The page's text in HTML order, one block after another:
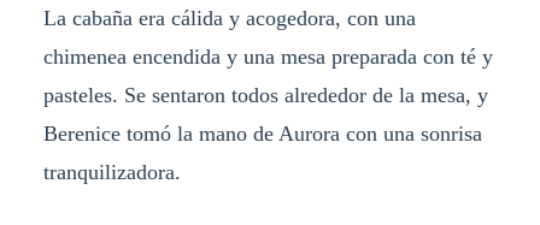
La cabaña era cálida y acogedora, con una
chimenea encendida y una mesa preparada con té y
pasteles. Se sentaron todos alrededor de la mesa, y
Berenice tomó la mano de Aurora con una sonrisa
tranquilizadora.